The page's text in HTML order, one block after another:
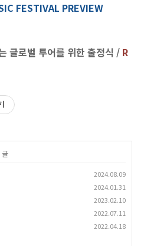
FESTIVAL PREVIEW
글로벌 투어를 위한 출정식 / R
글
2024.08.09
2024.01.31
2023.02.10
2022.07.11
2022.04.18